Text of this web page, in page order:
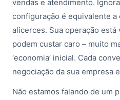
vendas e atendimento.
configuração é equivalente a
alicerces. Sua operação
podem custar caro – muito
‘economia’ inicial. Cada
negociação da sua empresa
Não estamos falando de um